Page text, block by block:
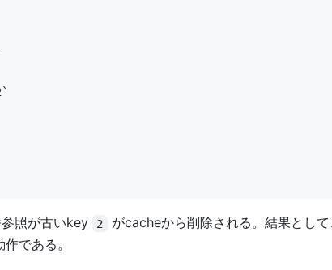
照が古いkey 2 がcacheから削除される。結果とし
である。